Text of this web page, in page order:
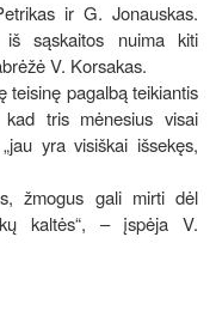
ir G. Jonauskas.
iš sąskaitos nuima kiti
V. Korsakas.
teisinę pagalbą teikiantis
kad tris mėnesius visai
yra visiškai išsekęs,
žmogus gali mirti dėl
kaltės“, – įspėja V.